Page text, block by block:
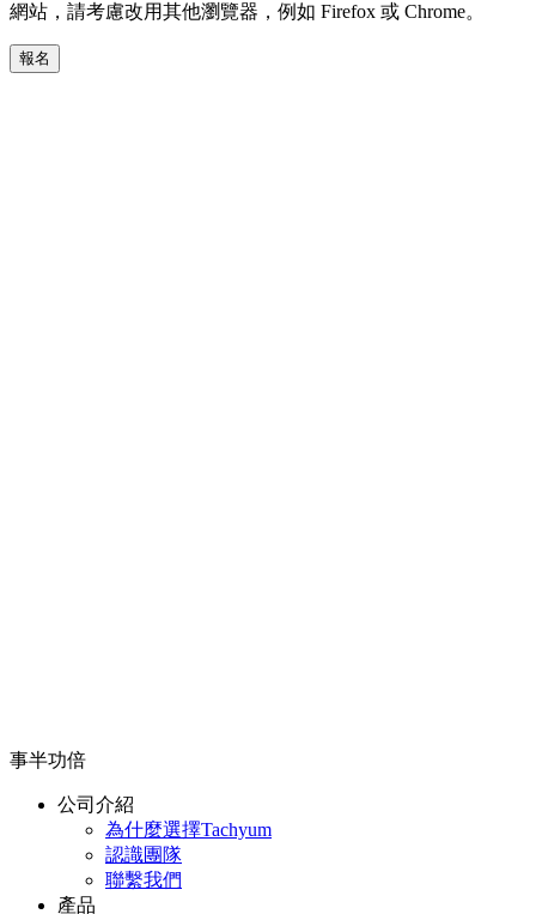
網站，請考慮改用其他瀏覽器，例如 Firefox 或 Chrome。
報名
事半功倍
公司介紹
為什麼選擇Tachyum
認識團隊
聯繫我們
產品